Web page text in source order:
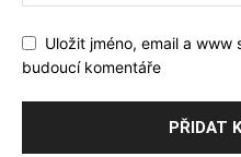
Uložit jméno, email a
budoucí komentáře